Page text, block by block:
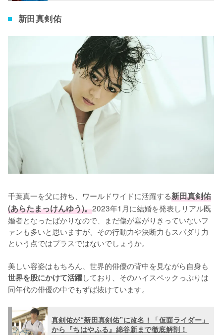
新田真剣佑
千葉真一を父に持ち、ワールドワイドに活躍する新田真剣佑
(あらたまっけんゆう)。2023年1月に結婚を発表しリアル既
婚者となったばかりなので、まだ傷が塞がりきっていないフ
ァンも多いと思いますが、その行動力や決断力もスパダリ力
という点ではプラスではないでしょうか。
美しい容姿はもちろん、世界的俳優の背中を見ながら自身も
世界を股にかけて活躍しており、そのハイスペックっぷりは
同年代の俳優の中でもずば抜けています。
真剣佑が“新田真剣佑”に改名！「仮面ライダー」
から『ちはやふる』綿谷新まで徹底解剖！